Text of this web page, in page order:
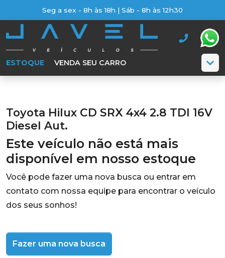
Seg a sex - 8h às 18h | Sáb - 8h às 12h30
ESTOQUE VENDA SEU CARRO
Toyota Hilux CD SRX 4x4 2.8 TDI 16V
Diesel Aut.
Este veículo não está mais
disponível em nosso estoque
Você pode fazer uma nova busca ou entrar em
contato com nossa equipe para encontrar o veículo
dos seus sonhos!
Fazer uma nova busca